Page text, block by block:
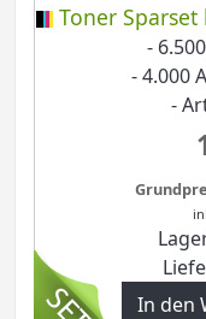
Toner
-
- 4.000
-
In den